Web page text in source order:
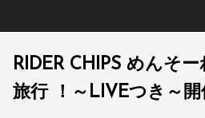
RIDER CHIPS めんそ
旅行 ！～LIVEつき～開